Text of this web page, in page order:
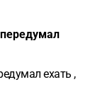
ехать ,